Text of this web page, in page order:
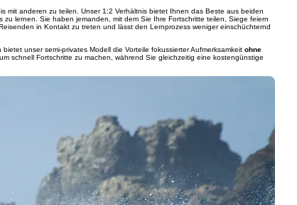
mit anderen zu teilen. Unser 1:2 Verhältnis bietet Ihnen das Beste aus beiden
lernen. Sie haben jemanden, mit dem Sie Ihre Fortschritte teilen, Siege feiern
in Kontakt zu treten und lässt den Lernprozess weniger einschüchternd
unser semi-privates Modell die Vorteile fokussierter Aufmerksamkeitohne
schnell Fortschritte zu machen, während Sie gleichzeitig eine kostengünstige